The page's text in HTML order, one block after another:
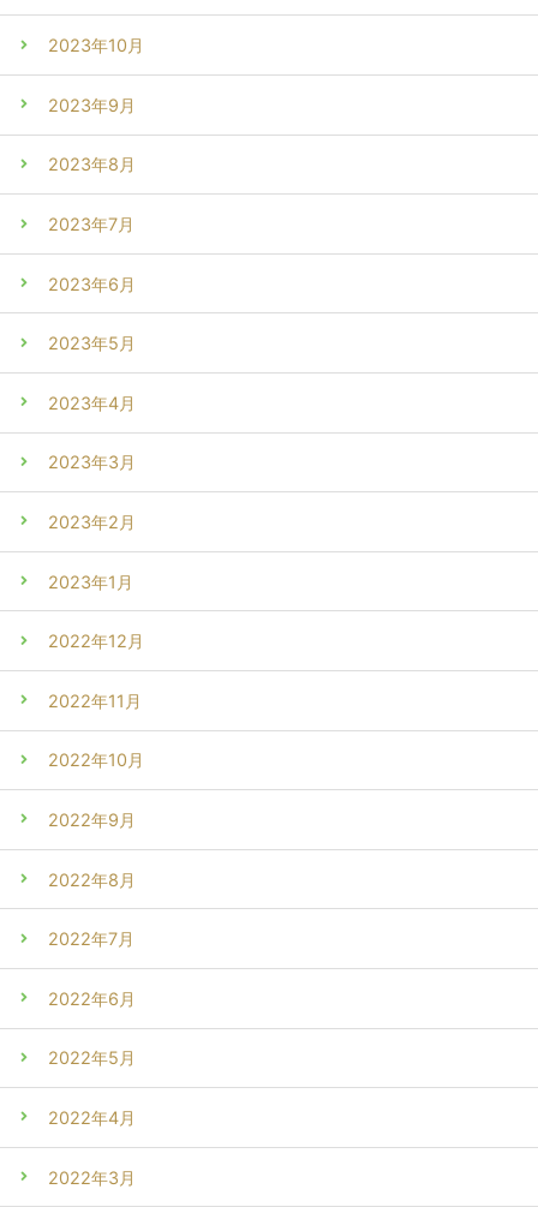
2023年10月
2023年9月
2023年8月
2023年7月
2023年6月
2023年5月
2023年4月
2023年3月
2023年2月
2023年1月
2022年12月
2022年11月
2022年10月
2022年9月
2022年8月
2022年7月
2022年6月
2022年5月
2022年4月
2022年3月